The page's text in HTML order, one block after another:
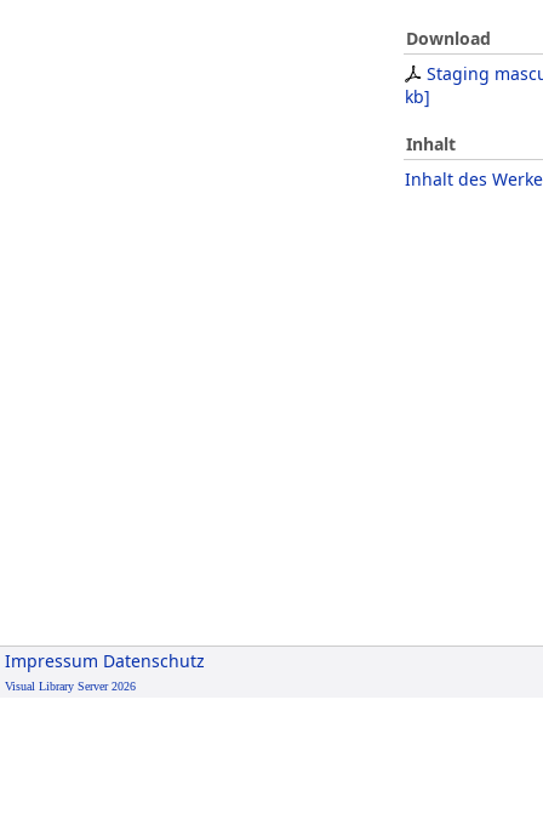
Download
Staging
kb]
Inhalt
Inhalt des
Impressum Datenschutz
Visual Library Server 2026